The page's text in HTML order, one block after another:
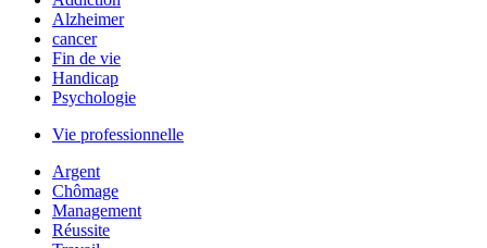
Alzheimer
cancer
Fin de vie
Handicap
Psychologie
Vie professionnelle
Argent
Chômage
Management
Réussite